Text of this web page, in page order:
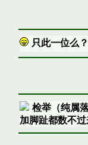
只此一位么？
检举（纯属
加脚趾都数不过